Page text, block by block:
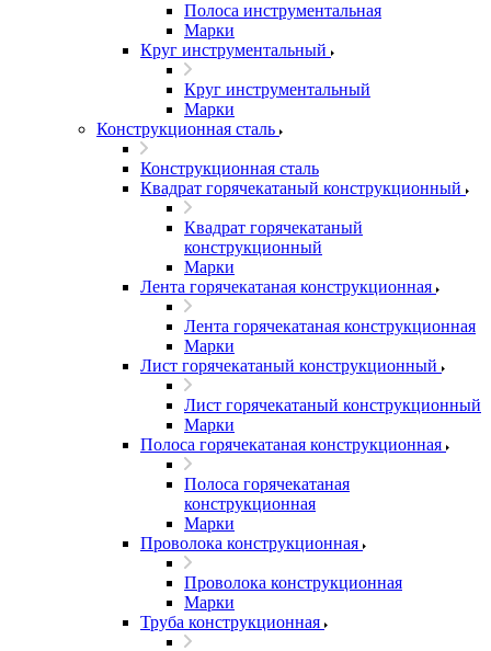
Полоса инструментальная
Марки
Круг инструментальный
Круг инструментальный
Марки
Конструкционная сталь
Конструкционная сталь
Квадрат горячекатаный конструкционный
Квадрат горячекатаный
конструкционный
Марки
Лента горячекатаная конструкционная
Лента горячекатаная конструкционная
Марки
Лист горячекатаный конструкционный
Лист горячекатаный конструкционный
Марки
Полоса горячекатаная конструкционная
Полоса горячекатаная
конструкционная
Марки
Проволока конструкционная
Проволока конструкционная
Марки
Труба конструкционная